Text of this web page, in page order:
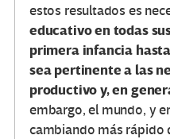
estos resultados es
educativo en todas
primera infancia
sea pertinente a las
productivo y, en
embargo, el mundo, y
cambiando más rápido